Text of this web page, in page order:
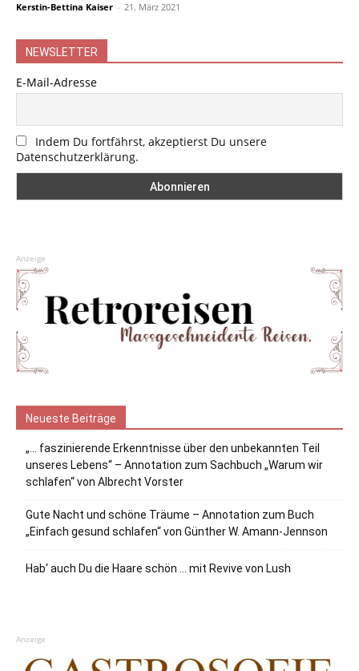
Kerstin-Bettina Kaiser - 21. März 2021
NEWSLETTER
E-Mail-Adresse
Indem Du fortfährst, akzeptierst Du unsere
Datenschutzerklärung.
Anzeige
Neueste Beiträge
„… faszinierende Erkenntnisse über den unbekannten Teil
unseres Lebens“ – Annotation zum Sachbuch „Warum wir
schlafen“ von Albrecht Vorster
Gute Nacht und schöne Träume – Annotation zum Buch
„Einfach gesund schlafen“ von Günther W. Amann-Jennson
Hab‘ auch Du die Haare schön … mit Revive von Lush
Anzeige